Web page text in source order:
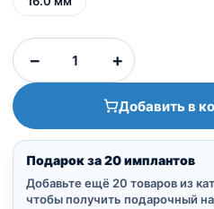
−
Количество
товара
имплант
|
Конусное
соединение
|
+
Добавить в
Подарок за 20 имплантов
Добавьте ещё 20 товаров из
чтобы получить подарочный